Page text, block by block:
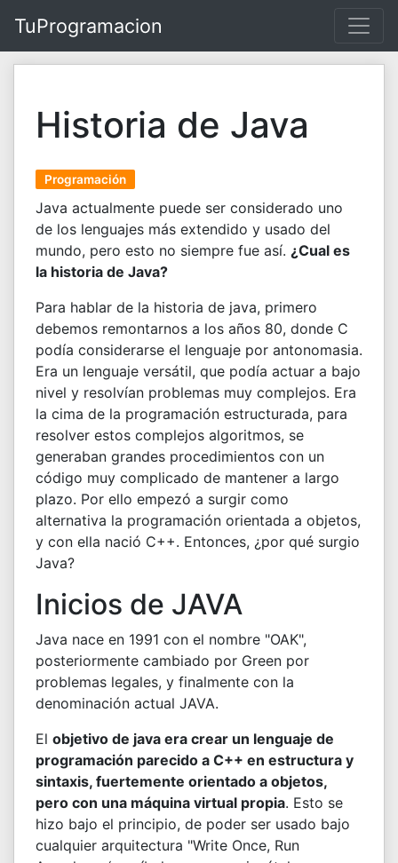
TuProgramacion
Historia de Java
Programación
Java actualmente puede ser considerado uno
de los lenguajes más extendido y usado del
mundo, pero esto no siempre fue así. ¿Cual es
la historia de Java?
Para hablar de la historia de java, primero
debemos remontarnos a los años 80, donde C
podía considerarse el lenguaje por antonomasia.
Era un lenguaje versátil, que podía actuar a bajo
nivel y resolvían problemas muy complejos. Era
la cima de la programación estructurada, para
resolver estos complejos algoritmos, se
generaban grandes procedimientos con un
código muy complicado de mantener a largo
plazo. Por ello empezó a surgir como
alternativa la programación orientada a objetos,
y con ella nació C++. Entonces, ¿por qué surgio
Java?
Inicios de JAVA
Java nace en 1991 con el nombre "OAK",
posteriormente cambiado por Green por
problemas legales, y finalmente con la
denominación actual JAVA.
El objetivo de java era crear un lenguaje de
programación parecido a C++ en estructura y
sintaxis, fuertemente orientado a objetos,
pero con una máquina virtual propia. Esto se
hizo bajo el principio, de poder ser usado bajo
cualquier arquitectura "Write Once, Run